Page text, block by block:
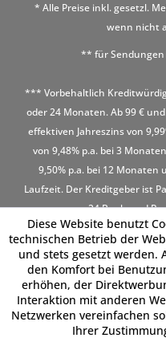
* Alle Preise inkl. gesetzl.
wenn nicht
** für
*** Vorbehaltlich
oder 24 Monaten. Ab 99 €
effektiven Jahreszins von
von 9,48% p.a. bei 3
9,50% p.a. bei 12 Monaten
Laufzeit. Der Kreditgeber ist
24 Boulevard
Diese Website benutzt
technischen Betrieb der
und stets gesetzt werden.
den Komfort bei
erhöhen, der
Interaktion mit anderen
Netzwerken vereinfachen
Ihrer